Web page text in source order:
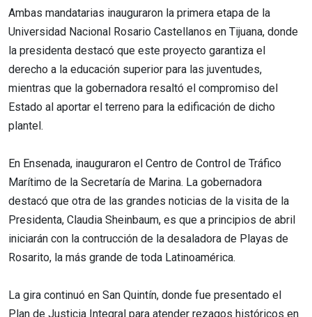
Ambas mandatarias inauguraron la primera etapa de la
Universidad Nacional Rosario Castellanos en Tijuana, donde
la presidenta destacó que este proyecto garantiza el
derecho a la educación superior para las juventudes,
mientras que la gobernadora resaltó el compromiso del
Estado al aportar el terreno para la edificación de dicho
plantel.
En Ensenada, inauguraron el Centro de Control de Tráfico
Marítimo de la Secretaría de Marina. La gobernadora
destacó que otra de las grandes noticias de la visita de la
Presidenta, Claudia Sheinbaum, es que a principios de abril
iniciarán con la contrucción de la desaladora de Playas de
Rosarito, la más grande de toda Latinoamérica.
La gira continuó en San Quintín, donde fue presentado el
Plan de Justicia Integral para atender rezagos históricos en